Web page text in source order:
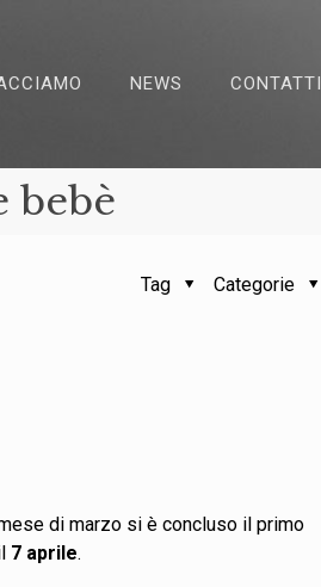
NEWS CONTATTI
bebè
Categorie
Tag
di marzo si è concluso il primo
7 aprile.